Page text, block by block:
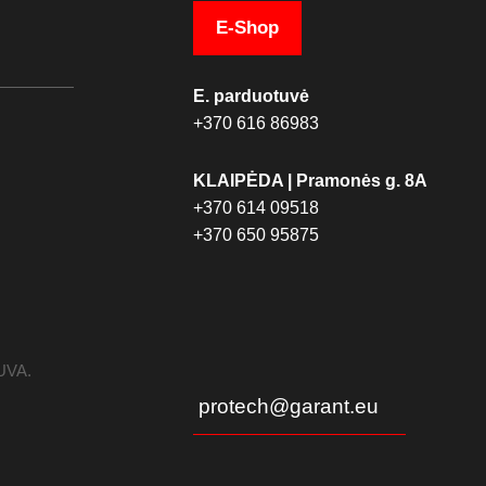
E-Shop
E. parduotuvė
+370 616 86983
KLAIPĖDA | Pramonės g. 8A
+370 614 09518
+370 650 95875
protech@garant.eu